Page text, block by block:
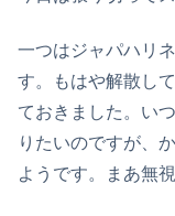
一つはジャパハリ
す。もはや解散し
ておきました。い
りたいのですが、
ようです。まあ無